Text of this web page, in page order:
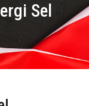
Sel